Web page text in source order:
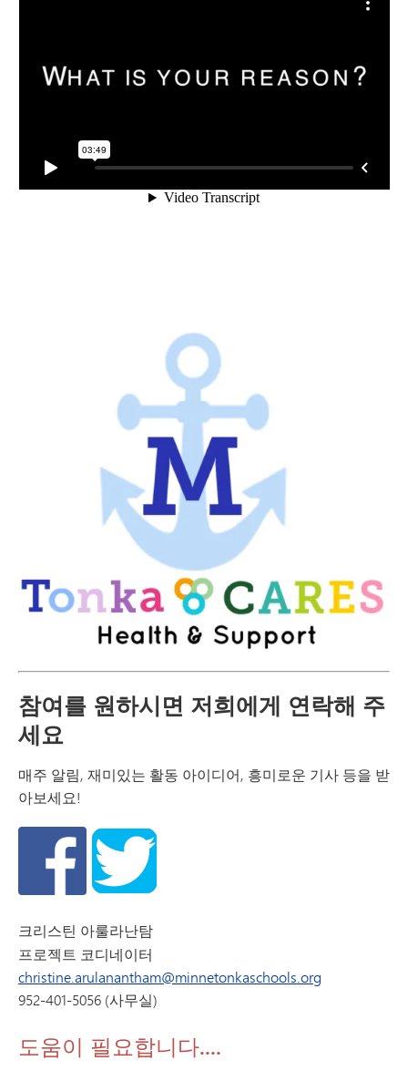
참여를 원하시면 저희에게 연락해 주
세요
매주 알림, 재미있는 활동 아이디어, 흥미로운 기사 등을 받
아보세요!
크리스틴 아룰라난탐
프로젝트 코디네이터
christine.arulanantham@minnetonkaschools.org
952-401-5056 (사무실)
도움이 필요합니다....